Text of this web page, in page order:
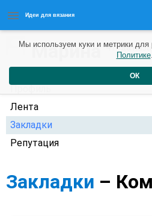
Идеи для вязания
Марина4 года
Профиль
Лента
Закладки
Репутация
Закладки –
Мы используем куки и метрики для
Политике.
ОК